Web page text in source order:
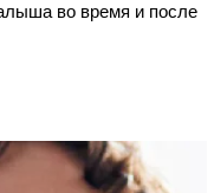
во время и после